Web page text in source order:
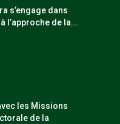
s’engage dans
l’approche de la...
les Missions
de la